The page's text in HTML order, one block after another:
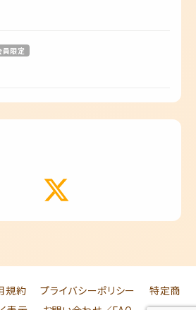
限定
規約 プライバシーポリシー
特定商